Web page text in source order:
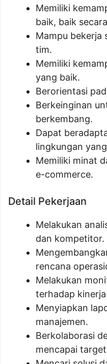
Memiliki
baik, baik
Mampu bekerja
tim.
Memiliki
yang baik.
Berorientasi
Berkeinginan
berkembang.
Dapat
lingkungan
Memiliki minat
e-commerce.
Detail Pekerjaan
Melakukan
dan kompetitor.
rencana
Melakukan
terhadap
Menyiapkan
manajemen.
Berkolaborasi
mencapai